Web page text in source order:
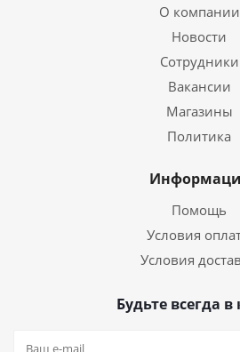
О компании
Новости
Сотрудники
Вакансии
Магазины
Политика
Помощь
Условия
Условия
Будьте всегда в